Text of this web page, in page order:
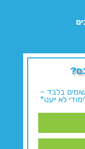
בלבד –
לא ייענו*